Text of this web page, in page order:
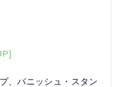
、バニッシュ・スタン